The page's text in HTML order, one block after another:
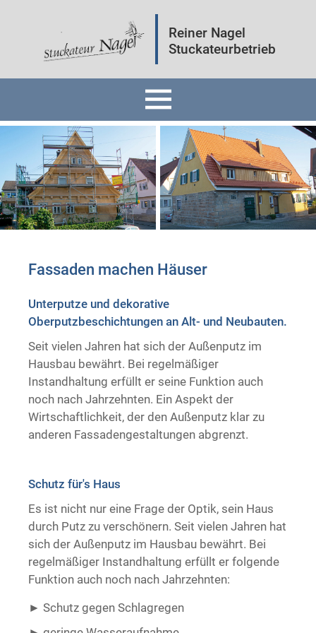
Reiner Nagel
Stuckateurbetrieb
Fassaden
Innenräume
Mineralputz
Wärmedämmung
Trockenausbau
Fassaden machen Häuser
Unterputze und dekorative
Oberputzbeschichtungen an Alt- und Neubauten.
Seit vielen Jahren hat sich der Außenputz im
Hausbau bewährt. Bei regelmäßiger
Instandhaltung erfüllt er seine Funktion auch
noch nach Jahrzehnten. Ein Aspekt der
Wirtschaftlichkeit, der den Außenputz klar zu
anderen Fassadengestaltungen abgrenzt.
Schutz für's Haus
Es ist nicht nur eine Frage der Optik, sein Haus
durch Putz zu verschönern. Seit vielen Jahren hat
sich der Außenputz im Hausbau bewährt. Bei
regelmäßiger Instandhaltung erfüllt er folgende
Funktion auch noch nach Jahrzehnten:
Schutz gegen Schlagregen